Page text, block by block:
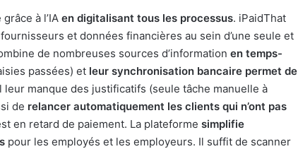
à l’IA en digitalisant tous les processus. iPaidThat
et données financières au sein d’une seule et
de nombreuses sources d’information en temps-
passées) et leur synchronisation bancaire permet de
leur manque des justificatifs (seule tâche manuelle à
de relancer automatiquement les clients qui n’ont pas
en retard de paiement. La plateforme simplifie
pour les employés et les employeurs. Il suffit de scanner